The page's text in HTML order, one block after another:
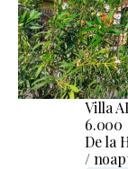
Villa
6.000
De la
/